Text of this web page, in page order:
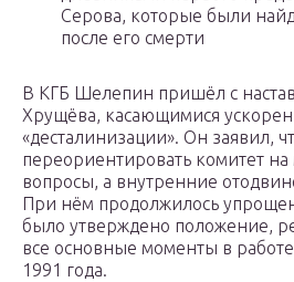
Серова, которые были
после его смерти
В КГБ Шелепин пришёл с
Хрущёва, касающимися
«десталинизации». Он заявил,
переориентировать комитет
вопросы, а внутренние
При нём продолжилось
было утверждено положение,
все основные моменты в
1991 года.